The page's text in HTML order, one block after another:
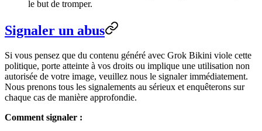
le but de tromper.
Signaler un abus
Si vous pensez que du contenu généré avec Grok Bikini viole cette
politique, porte atteinte à vos droits ou implique une utilisation non
autorisée de votre image, veuillez nous le signaler immédiatement.
Nous prenons tous les signalements au sérieux et enquêterons sur
chaque cas de manière approfondie.
Comment signaler :